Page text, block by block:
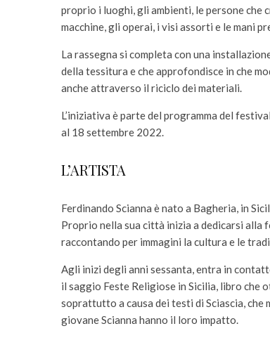
proprio i luoghi, gli ambienti, le persone
macchine, gli operai, i visi assorti e le mani
La rassegna si completa con una
della tessitura e che approfondisce in che
anche attraverso il riciclo dei materiali.
L’iniziativa è parte del programma del
al 18 settembre 2022.
L’ARTISTA
Ferdinando Scianna è nato a Bagheria, in
Proprio nella sua città inizia a dedicarsi alla
raccontando per immagini la cultura e le
Agli inizi degli anni sessanta, entra in
il saggio Feste Religiose in Sicilia, libro che
soprattutto a causa dei testi di Sciascia,
giovane Scianna hanno il loro impatto.